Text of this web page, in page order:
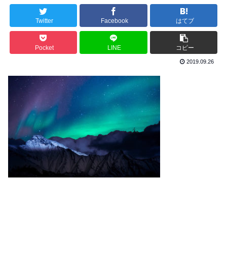
Twitter Facebook はてブ
Pocket LINE コピー
2019.09.26